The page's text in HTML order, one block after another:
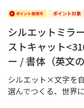
シルエットミラ
ストキャット
ー / 書体（英文
シルエット×文字を
選んでつくる、世界